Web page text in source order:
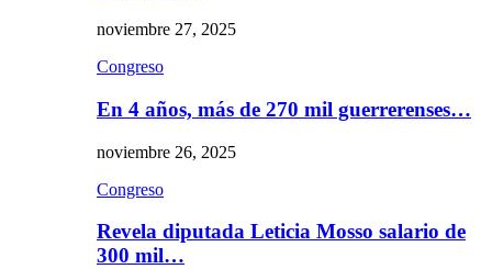
noviembre 27, 2025
Congreso
En 4 años, más de 270 mil guerrerenses…
noviembre 26, 2025
Congreso
Revela diputada Leticia Mosso salario de
300 mil…